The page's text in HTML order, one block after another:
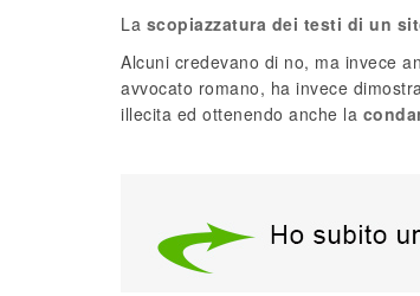
La scopiazzatura dei testi di un
Alcuni credevano di no, ma invece
avvocato romano, ha invece
illecita ed ottenendo anche la